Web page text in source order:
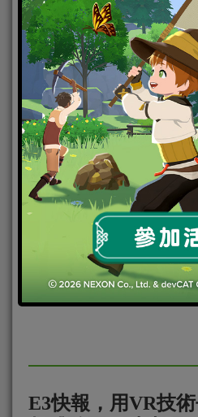
值得期待！《火炬
獲E3最佳手機遊戲
2015-07-02 |Android,IOS,手機遊
E3展結束之後，海外媒體對
大作進行了一輪的盤點和評
憑藉
E3快報，用VR技